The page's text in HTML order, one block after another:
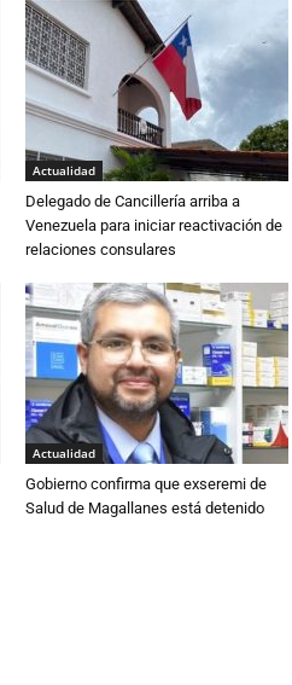
Actualidad
Delegado de Cancillería arriba a
Venezuela para iniciar reactivación de
relaciones consulares
Actualidad
Gobierno confirma que exseremi de
Salud de Magallanes está detenido